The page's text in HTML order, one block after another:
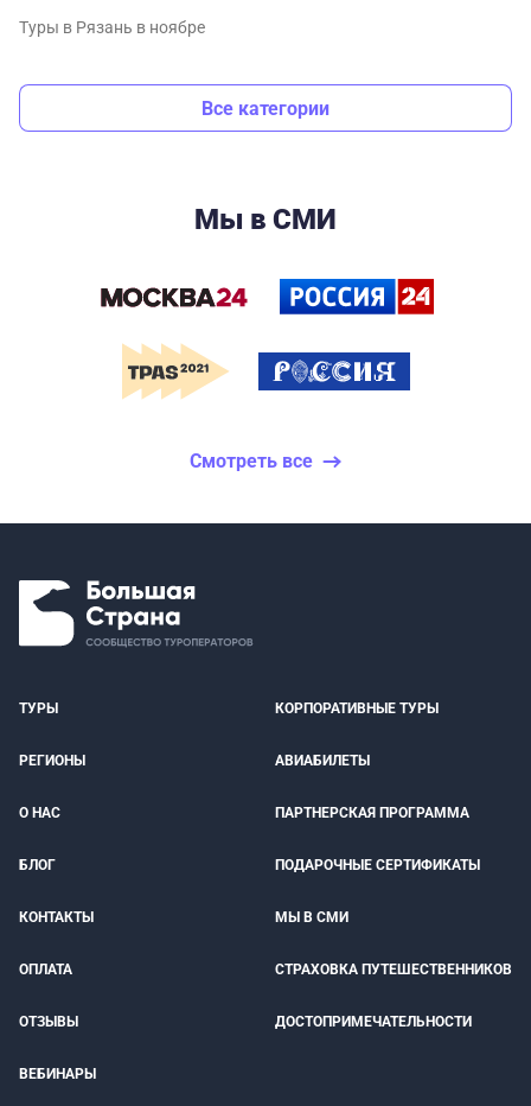
Туры в Рязань в ноябре
Все категории
Мы в СМИ
Смотреть все
ТУРЫ КОРПОРАТИВНЫЕ ТУРЫ
РЕГИОНЫ АВИАБИЛЕТЫ
О НАС ПАРТНЕРСКАЯ ПРОГРАММА
БЛОГ ПОДАРОЧНЫЕ СЕРТИФИКАТЫ
КОНТАКТЫ МЫ В СМИ
ОПЛАТА СТРАХОВКА ПУТЕШЕСТВЕННИКОВ
ОТЗЫВЫ ДОСТОПРИМЕЧАТЕЛЬНОСТИ
ВЕБИНАРЫ